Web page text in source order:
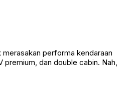
performa kendaraan
dan double cabin. Nah,